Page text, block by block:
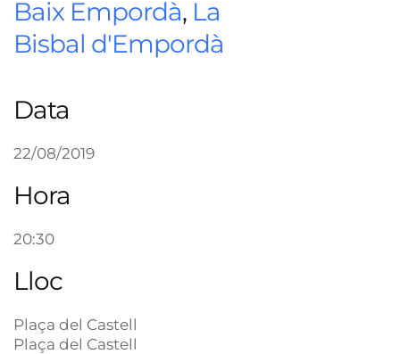
Baix Empordà, La
Bisbal d'Empordà
Data
22/08/2019
Hora
20:30
Lloc
Plaça del Castell
Plaça del Castell